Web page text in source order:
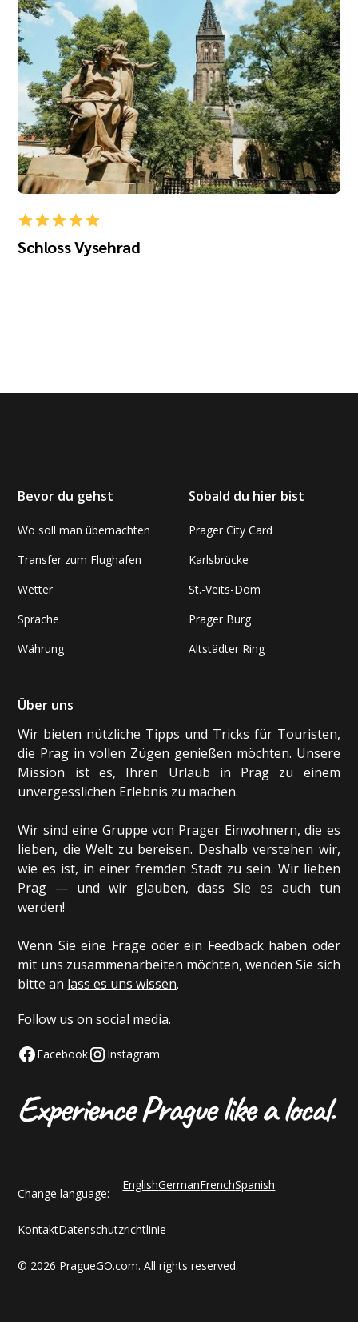
Schloss Vysehrad
Bevor du gehst
Wo soll man übernachten
Transfer zum Flughafen
Wetter
Sprache
Währung
Sobald du hier bist
Prager City Card
Karlsbrücke
St.-Veits-Dom
Prager Burg
Altstädter Ring
Über uns
Wir bieten nützliche Tipps und Tricks für Touristen,
die Prag in vollen Zügen genießen möchten. Unsere
Mission ist es, Ihren Urlaub in Prag zu einem
unvergesslichen Erlebnis zu machen.
Wir sind eine Gruppe von Prager Einwohnern, die es
lieben, die Welt zu bereisen. Deshalb verstehen wir,
wie es ist, in einer fremden Stadt zu sein. Wir lieben
Prag — und wir glauben, dass Sie es auch tun
werden!
Wenn Sie eine Frage oder ein Feedback haben oder
mit uns zusammenarbeiten möchten, wenden Sie sich
bitte an lass es uns wissen.
Follow us on social media.
Facebook Instagram
© 2026 PragueGO.com. All rights reserved.
KontaktDatenschutzrichtlinie
Change language:
EnglishGermanFrenchSpanish